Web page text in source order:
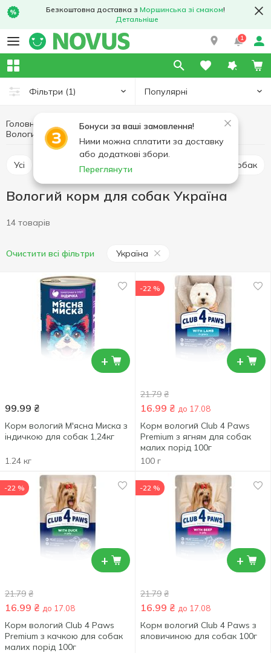
Безкоштовна доставка з Моршинська зі смаком!
Детальніше
1
Фільтри (1) Популярні
Бонуси за ваші замовлення!
Ними можна сплатити за доставку
або додаткові збори.
Переглянути
Головна Товари для тварин Корм для собак
Вологий корм для собак
Усі Вологий корм для собак Сухий корм для собак
Вологий корм для собак Україна
14 товарів
Очистити всі фільтри Україна
+
99.99 ₴
Корм вологий М'ясна Миска з
індичкою для собак 1,24кг
1.24 кг
+
-22 %
21.79 ₴
16.99 ₴ до 17.08
Корм вологий Club 4 Paws
Premium з ягням для собак
малих порід 100г
100 г
+
-22 %
21.79 ₴
16.99 ₴ до 17.08
Корм вологий Club 4 Paws
Premium з качкою для собак
малих порід 100г
+
-22 %
21.79 ₴
16.99 ₴ до 17.08
Корм вологий Club 4 Paws з
яловичиною для собак 100г